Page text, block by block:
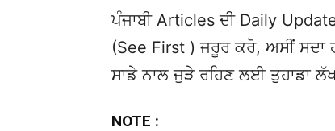
ਪੰਜਾਬੀ Articles ਦੀ Daily
(See First ) ਜਰੂਰ ਕਰੋ, ਅਸੀਂ ਸਦਾ
ਸਾਡੇ ਨਾਲ ਜੁੜੇ ਰਹਿਣ ਲਈ ਤੁਹਾਡਾ
NOTE :